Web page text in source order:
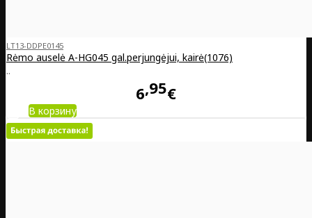
LT13-DDPE0145
Rėmo auselė A-HG045 gal.perjungėjui, kairė(1076)
..
6 95€
В корзину